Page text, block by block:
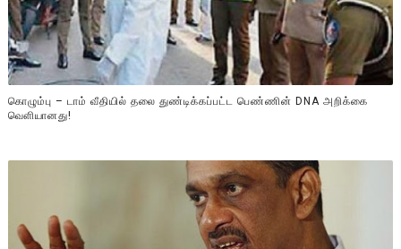
கொழும்பு – டாம் வீதியில் தலை துண்டிக்கப்பட்ட பெண்ணின் DNA அறிக்கை
வௌியானது!